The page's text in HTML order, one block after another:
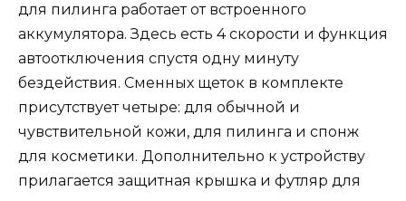
для пилинга работает от встроенного
аккумулятора. Здесь есть 4 скорости и функция
автоотключения спустя одну минуту
бездействия. Сменных щеток в комплекте
присутствует четыре: для обычной и
чувствительной кожи, для пилинга и спонж
для косметики. Дополнительно к устройству
прилагается защитная крышка и футляр для